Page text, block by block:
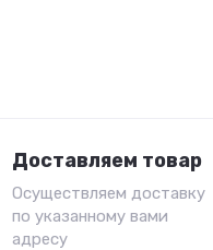
Доставляем товар
Осуществляем доставку
по указанному вами
адресу